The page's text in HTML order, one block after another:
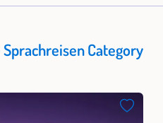
Category